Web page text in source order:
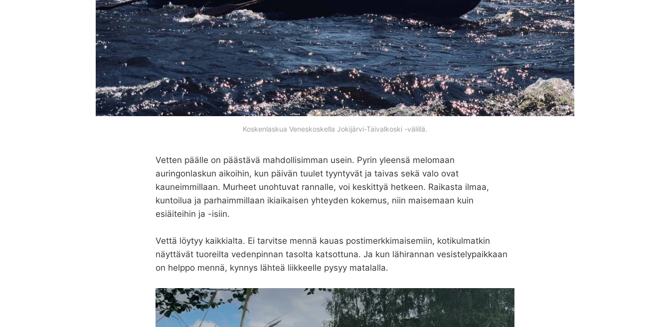
Koskenlaskua Veneskoskella Jokijärvi-Taivalkoski -välillä.
Vetten päälle on päästävä mahdollisimman usein. Pyrin yleensä melomaan
auringonlaskun aikoihin, kun päivän tuulet tyyntyvät ja taivas sekä valo ovat
kauneimmillaan. Murheet unohtuvat rannalle, voi keskittyä hetkeen. Raikasta ilmaa,
kuntoilua ja parhaimmillaan ikiaikaisen yhteyden kokemus, niin maisemaan kuin
esiäiteihin ja -isiin.
Vettä löytyy kaikkialta. Ei tarvitse mennä kauas postimerkkimaisemiin, kotikulmatkin
näyttävät tuoreilta vedenpinnan tasolta katsottuna. Ja kun lähirannan vesistelypaikkaan
on helppo mennä, kynnys lähteä liikkeelle pysyy matalalla.